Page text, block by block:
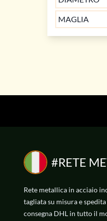
MAGLIA
ACCIAIO
DIAMETRO
ACCIAIO
DIAMETRO
#RETE
Rete metallica in acciaio
tagliata su misura e
consegna DHL in tutto il